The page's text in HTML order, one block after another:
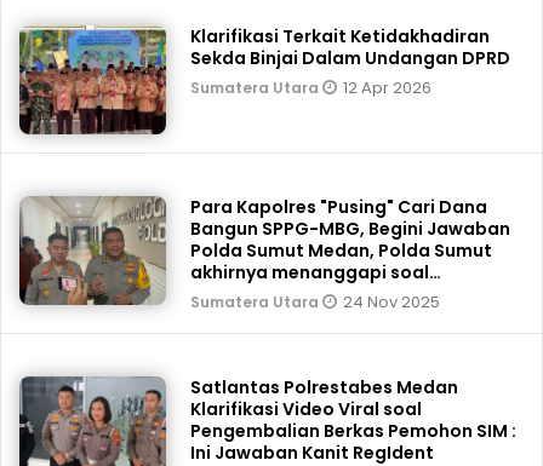
Klarifikasi Terkait Ketidakhadiran
Sekda Binjai Dalam Undangan DPRD
Sumatera Utara 12 Apr 2026
Para Kapolres "Pusing" Cari Dana
Bangun SPPG-MBG, Begini Jawaban
Polda Sumut Medan, Polda Sumut
akhirnya menanggapi soal
pemberitaan, sejumlah Kapo
Sumatera Utara 24 Nov 2025
Satlantas Polrestabes Medan
Klarifikasi Video Viral soal
Pengembalian Berkas Pemohon SIM :
Ini Jawaban Kanit RegIdent